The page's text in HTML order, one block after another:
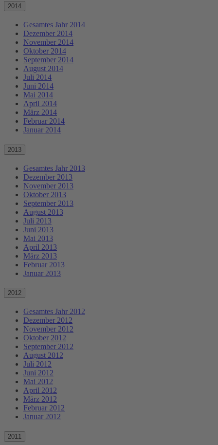
2014
Gesamtes Jahr 2014
Dezember 2014
November 2014
Oktober 2014
September 2014
August 2014
Juli 2014
Juni 2014
Mai 2014
April 2014
März 2014
Februar 2014
Januar 2014
2013
Gesamtes Jahr 2013
Dezember 2013
November 2013
Oktober 2013
September 2013
August 2013
Juli 2013
Juni 2013
Mai 2013
April 2013
März 2013
Februar 2013
Januar 2013
2012
Gesamtes Jahr 2012
Dezember 2012
November 2012
Oktober 2012
September 2012
August 2012
Juli 2012
Juni 2012
Mai 2012
April 2012
März 2012
Februar 2012
Januar 2012
2011